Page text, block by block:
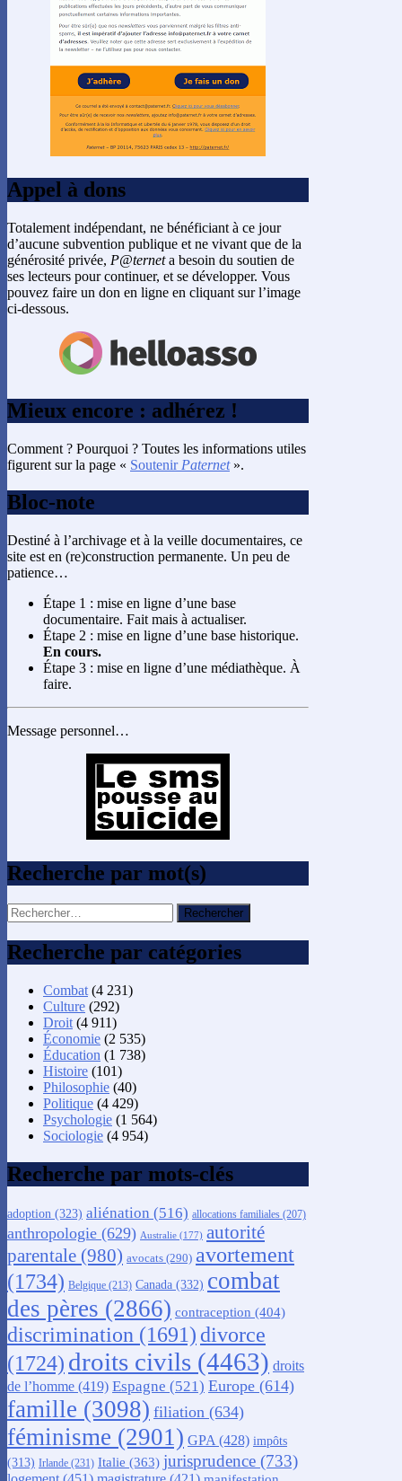
Appel à dons
Totalement indépendant, ne bénéficiant à ce jour
d’aucune subvention publique et ne vivant que de la
générosité privée, P@terneta besoin du soutien de
ses lecteurs pour continuer, et se développer. Vous
pouvez faire un don en ligne en cliquant sur l’image
ci-dessous.
Mieux encore : adhérez !
Comment ? Pourquoi ? Toutes les informations utiles
figurent sur la page « Soutenir Paternet».
Bloc-note
Destiné à l’archivage et à la veille documentaires, ce
site est en (re)construction permanente. Un peu de
patience…
Étape 1 : mise en ligne d’une base
documentaire. Fait mais à actualiser.
Étape 2 : mise en ligne d’une base historique.
En cours.
Étape 3 : mise en ligne d’une médiathèque. À
faire.
Message personnel…
Recherche par mot(s)
Rechercher :
Recherche par catégories
Combat (4 231)
Culture (292)
Droit (4 911)
Économie (2 535)
Éducation (1 738)
Histoire (101)
Philosophie (40)
Politique (4 429)
Psychologie (1 564)
Sociologie (4 954)
Recherche par mots-clés
adoption (323) aliénation (516) allocations familiales (207)
anthropologie (629) Australie (177) autorité
parentale (980) avocats (290) avortement
(1734) Belgique (213) Canada (332) combat
des pères (2866) contraception (404)
discrimination (1691) divorce
(1724) droits civils (4463) droits
de l’homme (419) Espagne (521) Europe (614)
famille (3098) filiation (634)
féminisme (2901) GPA (428) impôts
(313) Irlande (231) Italie (363) jurisprudence (733)